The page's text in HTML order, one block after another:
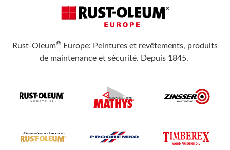
Rust-Oleum® Europe: Peintures et revêtements, produits
de maintenance et sécurité. Depuis 1845.